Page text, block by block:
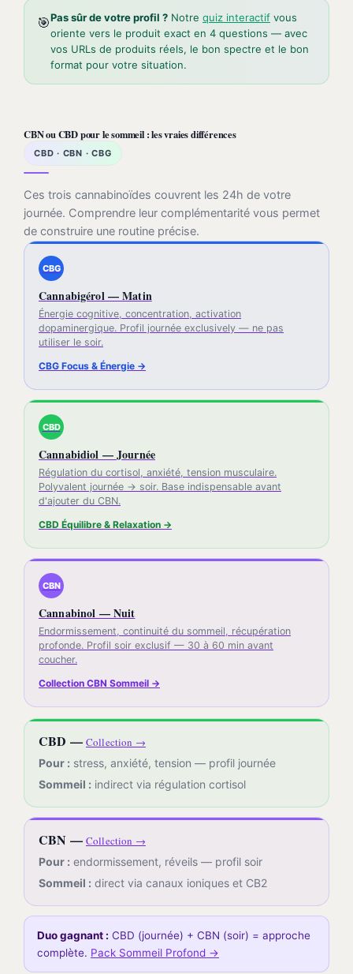
🎯Pas sûr de votre profil ? Notre quiz interactif vous
oriente vers le produit exact en 4 questions — avec
vos URLs de produits réels, le bon spectre et le bon
format pour votre situation.
CBN ou CBD pour le sommeil : les vraies différences
CBD · CBN · CBG
Ces trois cannabinoïdes couvrent les 24h de votre
journée. Comprendre leur complémentarité vous permet
de construire une routine précise.
CBG
Cannabigérol — Matin
Énergie cognitive, concentration, activation
dopaminergique. Profil journée exclusively — ne pas
utiliser le soir.
CBG Focus & Énergie →
CBD
Cannabidiol — Journée
Régulation du cortisol, anxiété, tension musculaire.
Polyvalent journée → soir. Base indispensable avant
d'ajouter du CBN.
CBD Équilibre & Relaxation →
CBN
Cannabinol — Nuit
Endormissement, continuité du sommeil, récupération
profonde. Profil soir exclusif — 30 à 60 min avant
coucher.
Collection CBN Sommeil →
CBD — Collection →
Pour : stress, anxiété, tension — profil journée
Sommeil : indirect via régulation cortisol
CBN — Collection →
Pour : endormissement, réveils — profil soir
Sommeil : direct via canaux ioniques et CB2
Duo gagnant : CBD (journée) + CBN (soir) = approche
complète. Pack Sommeil Profond →